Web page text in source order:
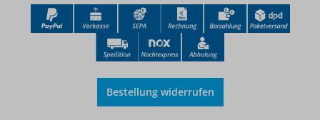
Bestellung widerrufen